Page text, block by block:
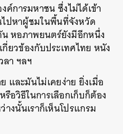
การมหาชน ซึ่งไม่ได้เข้า
ไปหาผู้ชมในพื้นที่จังหวัด
หอภาพยนตร์ยังมีอีกหนึ่ง
ยวข้องกับประเทศไทย หนัง
า ฯลฯ
และมันไม่เคยง่าย ยิ่งเมื่อ
อวิธีในการเลือกเก็บก็ต้อง
งนั้นเราก็เห็นโปรแกรม